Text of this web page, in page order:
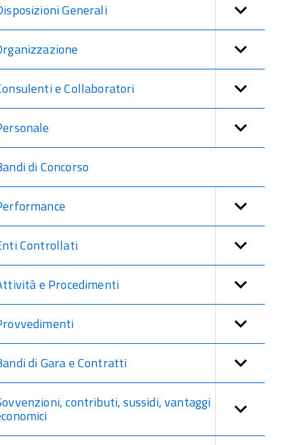
Generali
e Collaboratori
di Concorso
Controllati
e Procedimenti
di Gara e Contratti
contributi, sussidi, vantaggi